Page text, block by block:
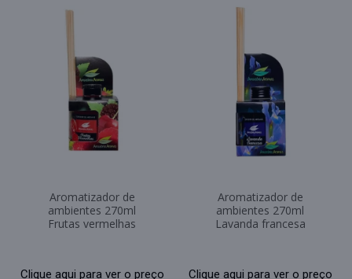
Aromatizador de
ambientes 270ml
Frutas vermelhas
Clique aqui para ver o preço
Aromatizador de
ambientes 270ml
Lavanda francesa
Clique aqui para ver o preço